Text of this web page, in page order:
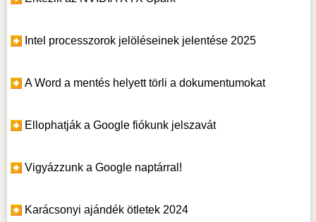
Intel processzorok jelöléseinek jelentése 2025
A Word a mentés helyett törli a dokumentumokat
Ellophatják a Google fiókunk jelszavát
Vigyázzunk a Google naptárral!
Karácsonyi ajándék ötletek 2024